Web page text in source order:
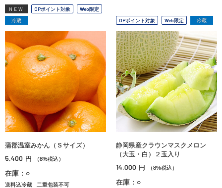
NEW OPポイント対象
Web限定
冷蔵
蒲郡温室みかん（Ｓサイズ）
5,400 円 （8%税込）
在庫：○
送料込冷蔵 二重包装不可
OPポイント対象 Web限定 冷蔵
静岡県産クラウンマスクメロン
（大玉・白）２玉入り
14,000 円 （8%税込）
在庫：○